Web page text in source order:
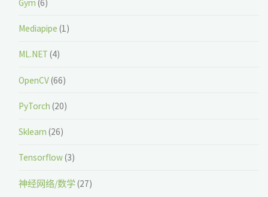
Gym (6)
Mediapipe (1)
ML.NET (4)
OpenCV(66)
PyTorch (20)
Sklearn (26)
Tensorflow(3)
神经网络/数学(27)